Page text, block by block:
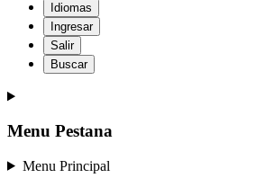
Idiomas
Ingresar
Salir
Buscar
Menu Pestana
Menu Principal